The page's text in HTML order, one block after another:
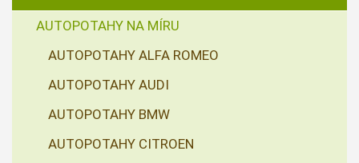
AUTOPOTAHY NA MÍRU
AUTOPOTAHY ALFA ROMEO
AUTOPOTAHY AUDI
AUTOPOTAHY BMW
AUTOPOTAHY CITROEN